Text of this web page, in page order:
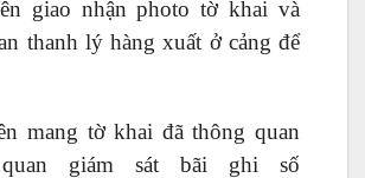
giao nhận photo tờ khai và
thanh lý hàng xuất ở cảng để
mang tờ khai đã thông quan
giám sát bãi ghi số